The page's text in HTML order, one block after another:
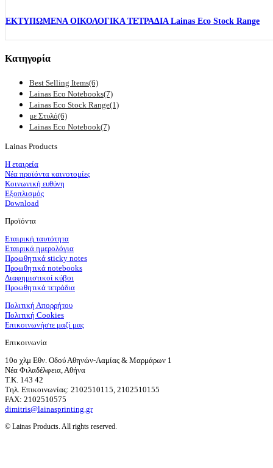
ΕΚΤΥΠΩΜΕΝΑ ΟΙΚΟΛΟΓΙΚΑ ΤΕΤΡΑΔΙΑ Lainas Eco Stock Range
Κατηγορία
Best Selling Items(6)
Lainas Eco Notebooks(7)
Lainas Eco Stock Range(1)
με Στυλό(6)
Lainas Eco Notebook(7)
Lainas Products
Η εταιρεία
Νέα προϊόντα καινοτομίες
Κοινωνική ευθύνη
Εξοπλισμός
Download
Προϊόντα
Εταιρική ταυτότητα
Εταιρικά ημερολόγια
Προωθητικά sticky notes
Προωθητικά notebooks
Διαφημιστικοί κύβοι
Προωθητικά τετράδια
Πολιτική Απορρήτου
Πολιτική Cookies
Επικοινωνήστε μαζί μας
Επικοινωνία
10ο χλμ Εθν. Οδού Αθηνών-Λαμίας & Μαρμάρων 1
Νέα Φιλαδέλφεια, Αθήνα
T.K. 143 42
Τηλ. Επικοινωνίας: 2102510115, 2102510155
FAX: 2102510575
dimitris@lainasprinting.gr
© Lainas Products. All rights reserved.